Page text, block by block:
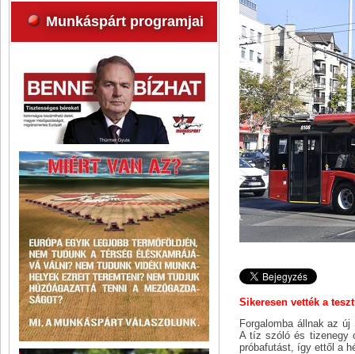
Munkáspárt programjai
Sikeresen vették a
Forgalomba állnak az
A tíz szóló és tizenegy
próbafutást, így ettől a